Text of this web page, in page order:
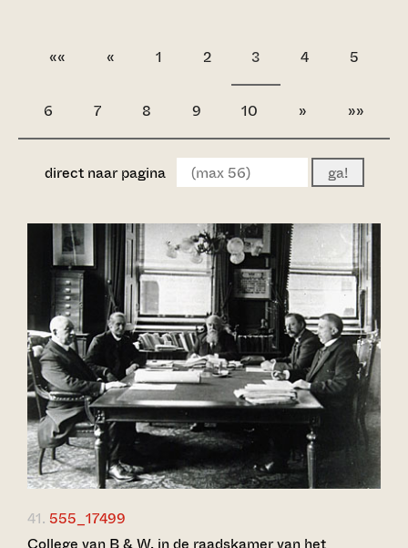
«« « 1 2 3 4 5
6 7 8 9 10 » »»
direct naar pagina ga!
41. 555_17499